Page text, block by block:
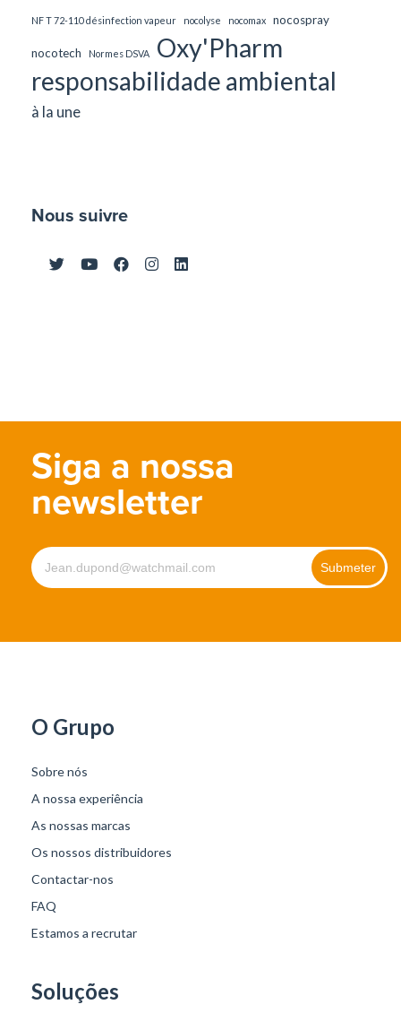
NF T 72-110 désinfection vapeur nocolyse nocomax nocospray
nocotech Normes DSVA
Oxy'Pharm
responsabilidade ambiental
à la une
Nous suivre
Siga a nossa
newsletter
O Grupo
Sobre nós
A nossa experiência
As nossas marcas
Os nossos distribuidores
Contactar-nos
FAQ
Estamos a recrutar
Soluções